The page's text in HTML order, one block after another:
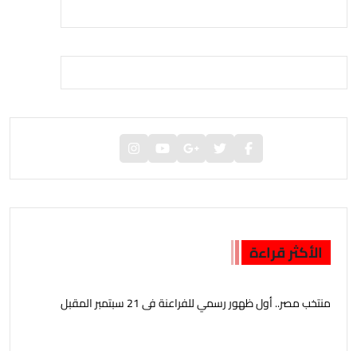
الأكثر قراءة
منتخب مصر.. أول ظهور رسمي للفراعنة فى 21 سبتمبر المقبل